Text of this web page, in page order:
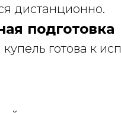
дистанционно.
подготовка
готова к